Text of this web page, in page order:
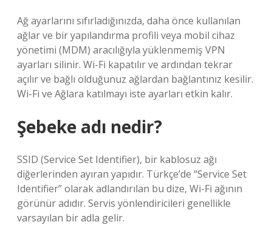
Ağ ayarlarını sıfırladığınızda, daha önce kullanılan
ağlar ve bir yapılandırma profili veya mobil cihaz
yönetimi (MDM) aracılığıyla yüklenmemiş VPN
ayarları silinir. Wi-Fi kapatılır ve ardından tekrar
açılır ve bağlı olduğunuz ağlardan bağlantınız kesilir.
Wi-Fi ve Ağlara katılmayı iste ayarları etkin kalır.
Şebeke adı nedir?
SSID (Service Set Identifier), bir kablosuz ağı
diğerlerinden ayıran yapıdır. Türkçe’de “Service Set
Identifier” olarak adlandırılan bu dize, Wi-Fi ağının
görünür adıdır. Servis yönlendiricileri genellikle
varsayılan bir adla gelir.